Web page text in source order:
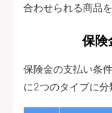
合わせられる商品
保険
保険金の支払い条
に2つのタイプに分